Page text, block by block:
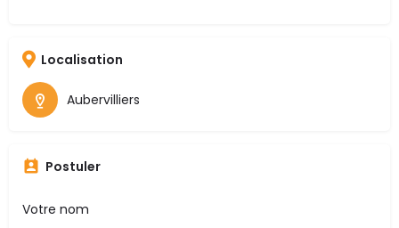
Localisation
Aubervilliers
Postuler